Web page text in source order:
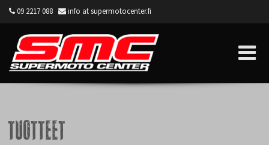
09 2217 088 info at supermotocenter.fi
Tuotteet